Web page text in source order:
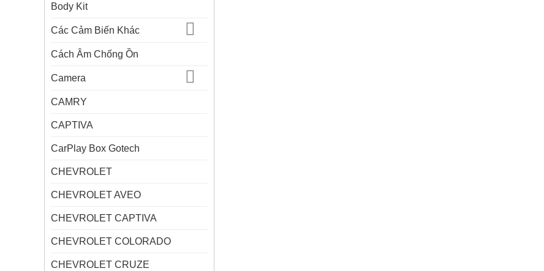
Body Kit
Các Cảm Biến Khác
Cách Âm Chống Ồn
Camera
CAMRY
CAPTIVA
CarPlay Box Gotech
CHEVROLET
CHEVROLET AVEO
CHEVROLET CAPTIVA
CHEVROLET COLORADO
CHEVROLET CRUZE